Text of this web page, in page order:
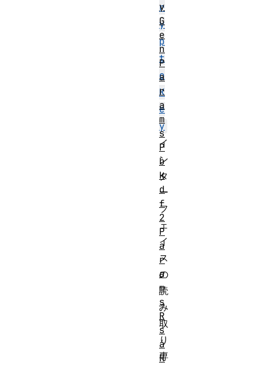
r
y
p
t
o
K
e
y
イ
ン
タ
ー
フ
ェ
イ
ス
の
読
み
取
り
専
y
G
e
n
P
a
r
a
m
s
P
b
k
d
f
2
P
a
r
a
m
s
R
s
a
H